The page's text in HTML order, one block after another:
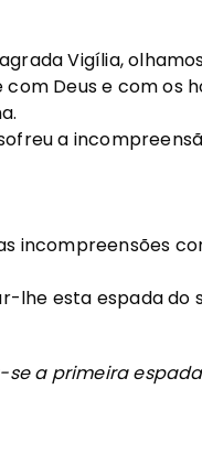
Vigília,
Deus e com os
a
incompreensões
lhe esta espada do
se a primeira espada